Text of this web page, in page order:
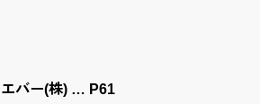
バー(株) … P61